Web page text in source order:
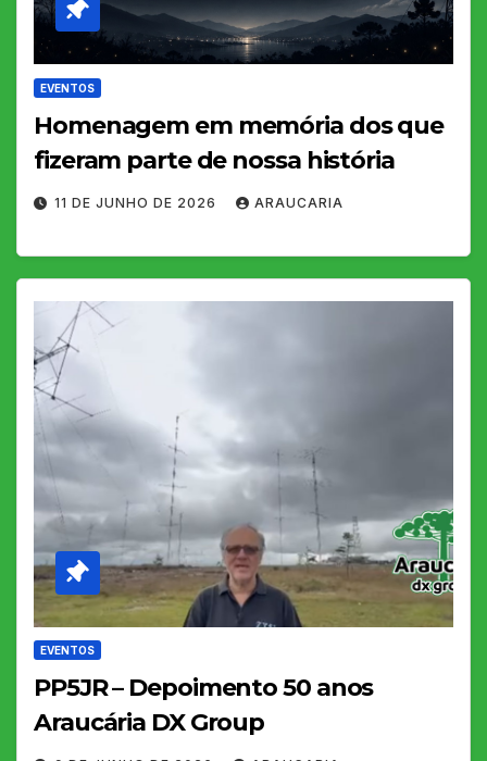
EVENTOS
Homenagem em memória dos que
fizeram parte de nossa história
11 DE JUNHO DE 2026 ARAUCARIA
EVENTOS
PP5JR – Depoimento 50 anos
Araucária DX Group